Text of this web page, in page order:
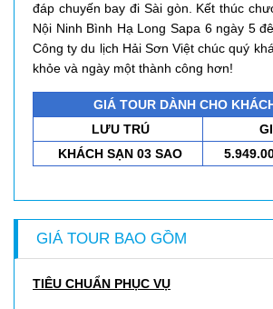
đáp chuyến bay đi Sài gòn. Kết thúc
Nội Ninh Bình Hạ Long Sapa 6 ngày 5
Công ty du lịch Hải Sơn Việt chúc quý
khỏe và ngày một thành công hơn!
GIÁ TOUR DÀNH CHO
LƯU TRÚ
KHÁCH SẠN 03 SAO
GIÁ TOUR BAO GỒM
TIÊU CHUẨN PHỤC VỤ